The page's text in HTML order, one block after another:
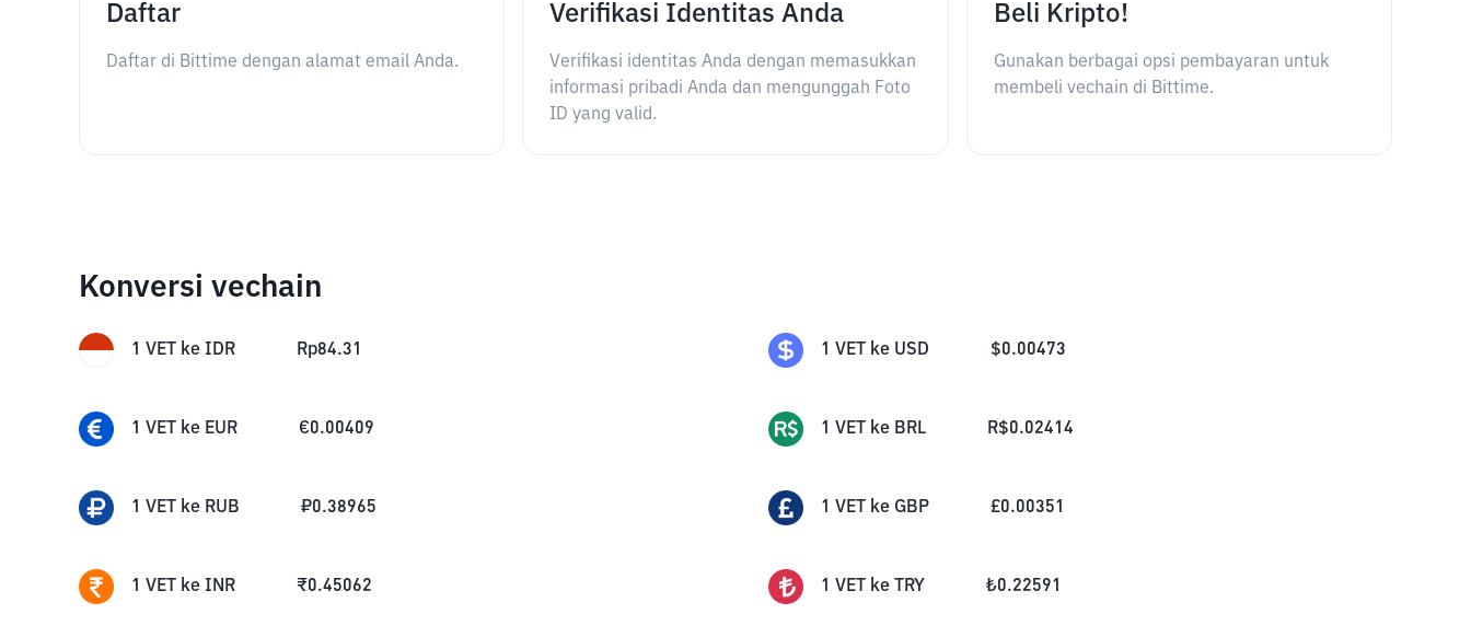
Daftar
Daftar di Bittime dengan alamat email Anda.
Verifikasi Identitas Anda
Verifikasi identitas Anda dengan memasukkan
informasi pribadi Anda dan mengunggah Foto
ID yang valid.
Beli Kripto!
Gunakan berbagai opsi pembayaran untuk
membeli vechain di Bittime.
Konversi vechain
1 VET ke IDR Rp84.31 1 VET ke USD $0.00473
1 VET ke EUR €0.00409 1 VET ke BRL R$0.02414
1 VET ke RUB ₽0.38965 1 VET ke GBP £0.00351
1 VET ke INR ₹0.45062 1 VET ke TRY ₺0.22591